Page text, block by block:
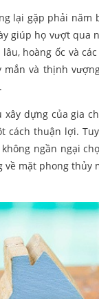
lại gặp phải
giúp họ vượt qua
hoàng ốc và
và thịnh
dựng của gia
cách thuận lợi.
ngần ngại
mặt phong